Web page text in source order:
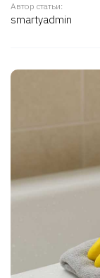
Автор статьи:
smartyadmin